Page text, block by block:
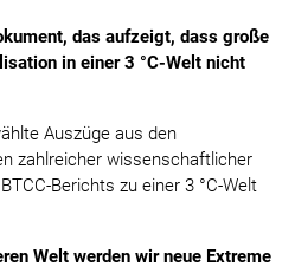
das aufzeigt, dass große
in einer 3 °C-Welt nicht
Auszüge aus den
zahlreicher wissenschaftlicher
Berichts zu einer 3 °C-Welt
Welt werden wir neue Extreme